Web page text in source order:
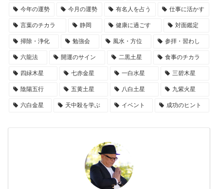
今年の運勢 今月の運勢 有名人を占う 仕事に活かす
言葉のチカラ 静岡 健康に過ごす 対面鑑定
掃除・浄化 勉強会 風水・方位 参拝・習わし
六龍法 開運のサイン 二黒土星 食事のチカラ
四緑木星 七赤金星 一白水星 三碧木星
陰陽五行 五黄土星 八白土星 九紫火星
六白金星 天中殺を学ぶ イベント 成功のヒント